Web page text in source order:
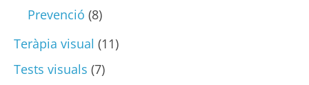
Prevenció (8)
Teràpia visual (11)
Tests visuals (7)